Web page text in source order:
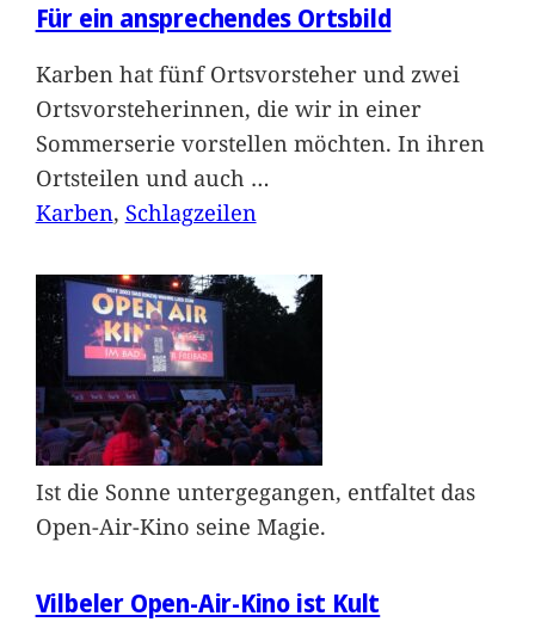
Für ein ansprechendes Ortsbild
Karben hat fünf Ortsvorsteher und zwei
Ortsvorsteherinnen, die wir in einer
Sommerserie vorstellen möchten. In ihren
Ortsteilen und auch …
Karben, Schlagzeilen
Ist die Sonne untergegangen, entfaltet das
Open-Air-Kino seine Magie.
Vilbeler Open-Air-Kino ist Kult